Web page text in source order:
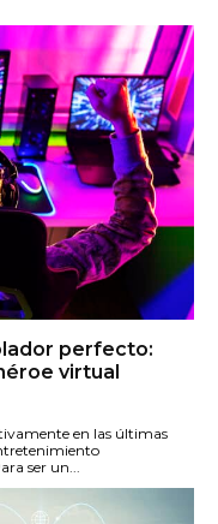
perfecto:
virtual
en las últimas
ser un...